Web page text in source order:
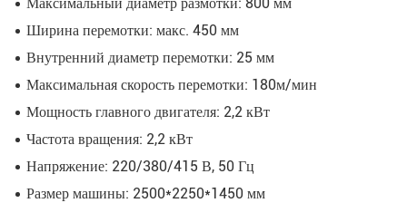
Ширина перемотки: макс. 450 мм
Внутренний диаметр перемотки: 25 мм
Максимальная скорость перемотки: 180м/мин
Мощность главного двигателя: 2,2 кВт
Частота вращения: 2,2 кВт
Напряжение: 220/380/415 В, 50 Гц
Размер машины: 2500*2250*1450 мм